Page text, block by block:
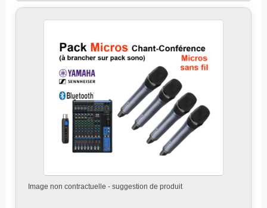
Image non contractuelle - suggestion de produit